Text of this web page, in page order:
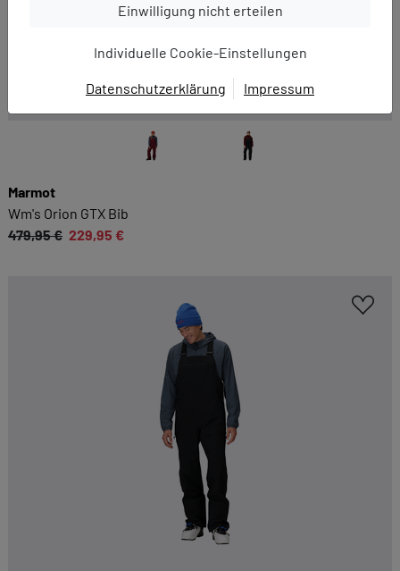
Einstellungen speichern für die Gruppe
Einwilligung nicht erteilen
Individuelle Cookie-Einstellungen
Datenschutzerklärung Impressum
EINWILLIGUNG ZUR
DATENVERARBEITUNG
Hier finden Sie eine Übersicht über alle verwendeten
Cookies. Sie können Ihre Zustimmung zu ganzen
Kategorien geben oder sich weitere Informationen
anzeigen lassen und so nur bestimmte Cookies
Zurück|Einwilligung nicht erteilen
ESSENZIELL
Essenzielle Cookies ermöglichen grundlegende
Funktionen und sind für die einwandfreie
Funktion dieses Onlineshops erforderlich.
Cookie-Informationen anzeigen
Marmot
Wm's Orion GTX Bib
479,95 € 229,95 €